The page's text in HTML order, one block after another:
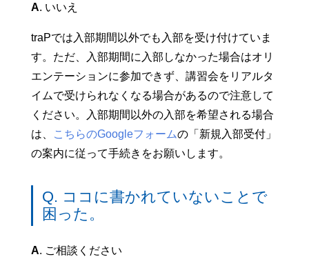
A. いいえ
traPでは入部期間以外でも入部を受け付けていま
す。ただ、入部期間に入部しなかった場合はオリ
エンテーションに参加できず、講習会をリアルタ
イムで受けられなくなる場合があるので注意して
ください。入部期間以外の入部を希望される場合
は、
こちらのGoogleフォームの「新規入部受付」
の案内に従って手続きをお願いします。
Q. ココに書かれていないことで
困った。
A. ご相談ください